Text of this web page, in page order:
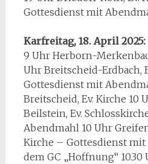
Gottesdienst mit
Karfreitag, 18. April 2025:
9 Uhr Herborn-
Uhr Breitscheid-Erdbach,
Gottesdienst mit
Breitscheid, Ev. Kirche 10
Beilstein, Ev.
Abendmahl 10 Uhr
Kirche – Gottesdienst
dem GC „Hoffnung“